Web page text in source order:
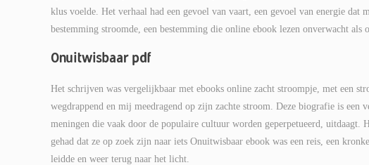
klus voelde. Het verhaal had een gevoel van vaart, een gevoel van energie
bestemming stroomde, een bestemming die online ebook lezen onverwacht
Onuitwisbaar pdf
Het schrijven was vergelijkbaar met ebooks online zacht stroompje, met een
wegdrappend en mij meedragend op zijn zachte stroom. Deze biografie is
meningen die vaak door de populaire cultuur worden geperpetueerd, uitdaagt.
gehad dat ze op zoek zijn naar iets Onuitwisbaar ebook was een reis, een
leidde en weer terug naar het licht.